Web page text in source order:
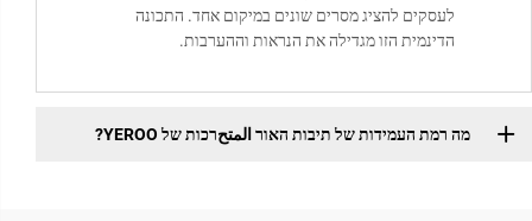
לעסקים להציג מסרים שונים במיקום אחד. התכונה
הדינמית הזו מגדילה את הנראות וההערבות.
מה רמת העמידות של תיבות האור المتحרכות של YEROO?